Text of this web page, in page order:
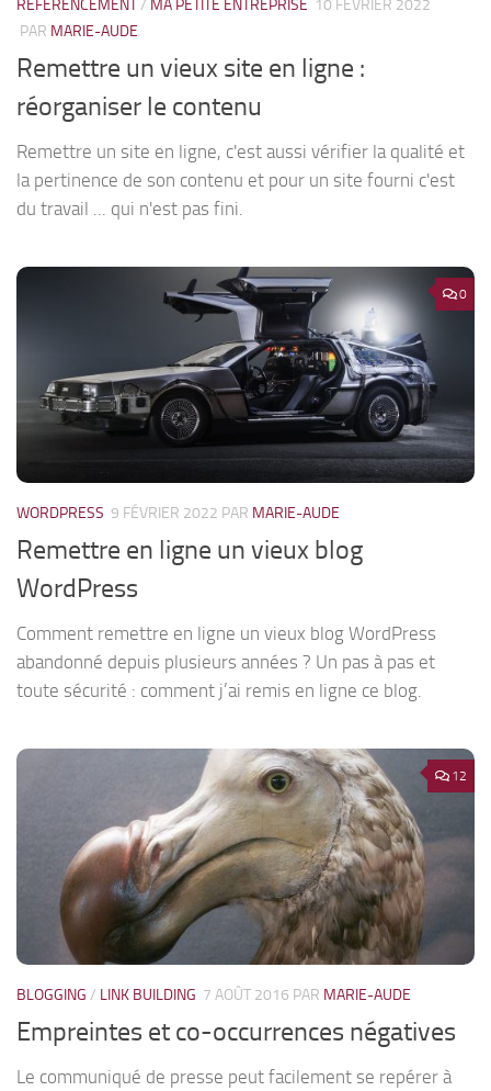
RÉFÉRENCEMENT / MA PETITE ENTREPRISE 10 FÉVRIER 2022
PAR MARIE-AUDE
Remettre un vieux site en ligne :
réorganiser le contenu
Remettre un site en ligne, c'est aussi vérifier la qualité et
la pertinence de son contenu et pour un site fourni c'est
du travail ... qui n'est pas fini.
0
WORDPRESS 9 FÉVRIER 2022 PAR MARIE-AUDE
Remettre en ligne un vieux blog
WordPress
Comment remettre en ligne un vieux blog WordPress
abandonné depuis plusieurs années ? Un pas à pas et
toute sécurité : comment j’ai remis en ligne ce blog.
12
BLOGGING / LINK BUILDING 7 AOÛT 2016 PAR MARIE-AUDE
Empreintes et co-occurrences négatives
Le communiqué de presse peut facilement se repérer à